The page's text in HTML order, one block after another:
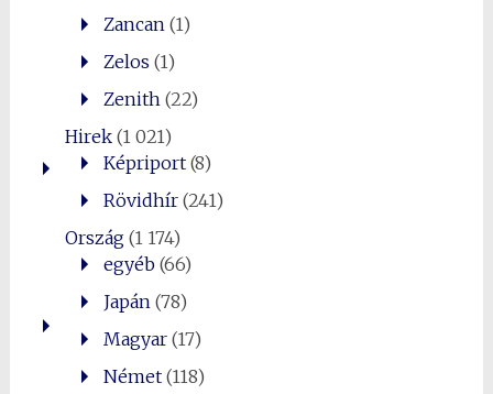
Zancan(1)
Zelos (1)
Zenith(22)
Hirek(1 021)
Képriport(8)
Rövidhír(241)
Ország(1 174)
egyéb(66)
Japán(78)
Magyar(17)
Német(118)